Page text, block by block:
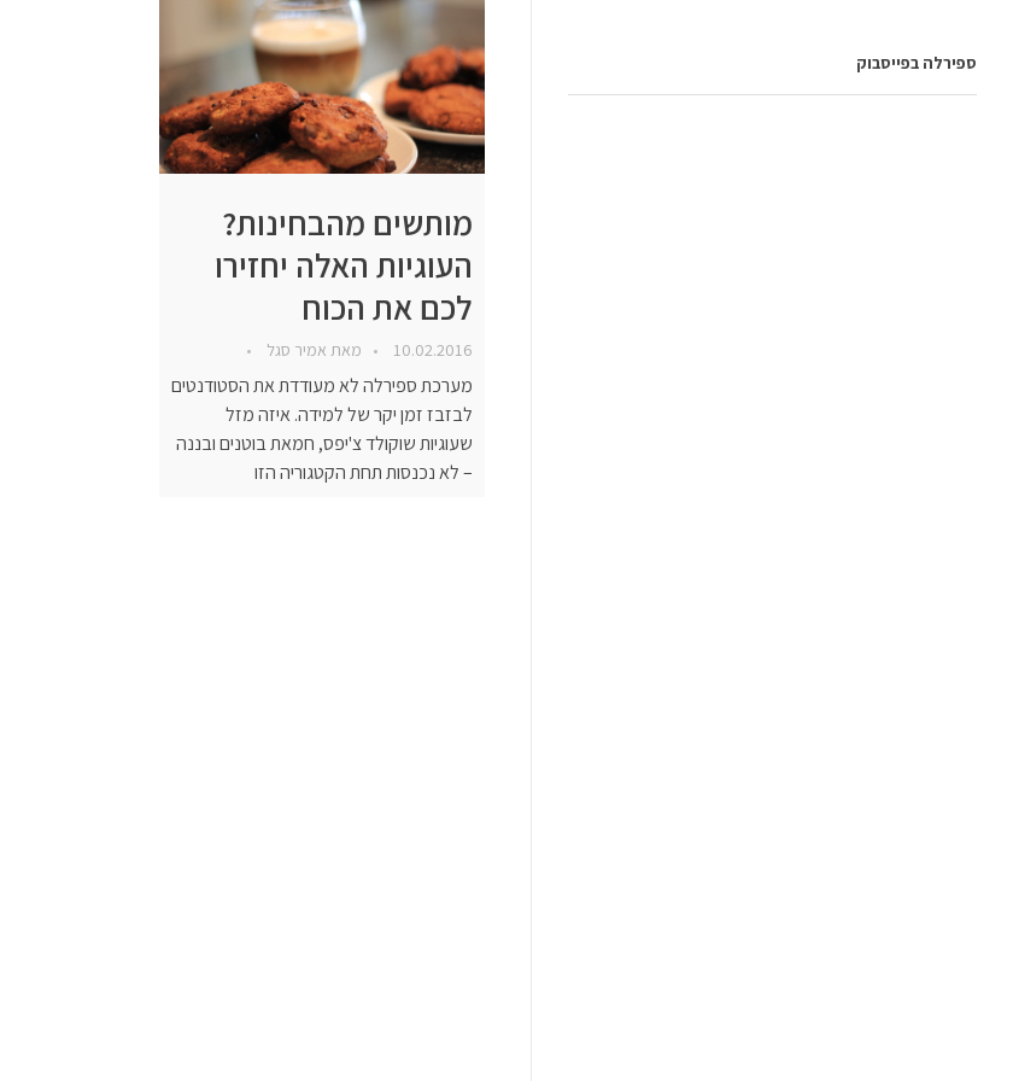
מותשים מהבחינות?
העוגיות האלה יחזירו
לכם את הכוח
10.02.2016 מאת אמיר סגל
מערכת ספירלה לא מעודדת את הסטודנטים
לבזבז זמן יקר של למידה. איזה מזל
שעוגיות שוקולד צ'יפס, חמאת בוטנים ובננה
– לא נכנסות תחת הקטגוריה הזו
ספירלה בפייסבוק